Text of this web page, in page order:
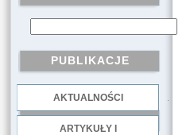
PUBLIKACJE
AKTUALNOŚCI
ARTYKUŁY I